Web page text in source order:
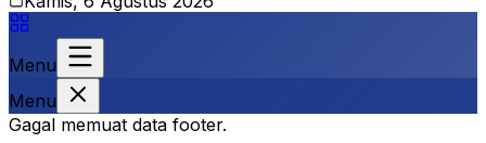
Menu
Menu
Gagal memuat data footer.